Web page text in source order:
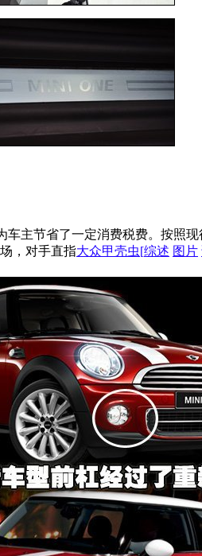
主节省了一定消费税费。按照
，对手直指大众甲壳虫[综述 图片